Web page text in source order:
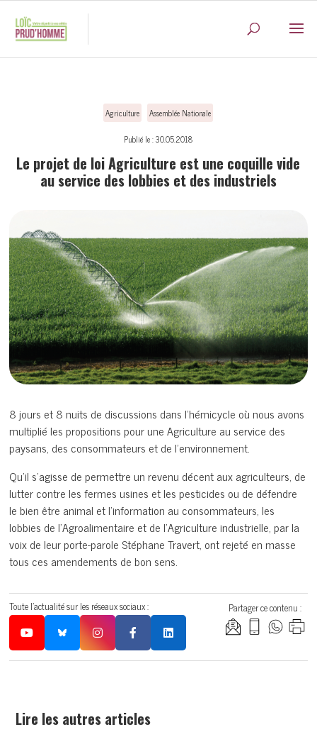
Agriculture Assemblée Nationale
Publié le : 30.05.2018
Le projet de loi Agriculture est une coquille vide
au service des lobbies et des industriels
8 jours et 8 nuits de discussions dans l’hémicycle où nous avons
multiplié les propositions pour une Agriculture au service des
paysans, des consommateurs et de l’environnement.
Qu’il s’agisse de permettre un revenu décent aux agriculteurs, de
lutter contre les fermes usines et les pesticides ou de défendre
le bien être animal et l’information au consommateurs, les
lobbies de l’Agroalimentaire et de l’Agriculture industrielle, par la
voix de leur porte-parole Stéphane Travert, ont rejeté en masse
tous ces amendements de bon sens.
Partager ce contenu :
Toute l'actualité sur les réseaux sociaux :
Lire les autres articles